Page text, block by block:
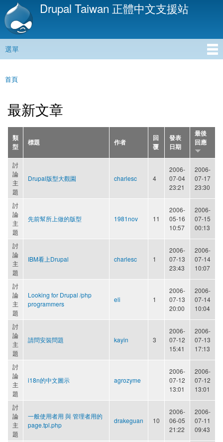
移
內
Drupal Taiwan 正體中文支援站
主選單
選單
您在這裡
首頁
最新文章
類
型
標題 作者
回
覆
發表
日期
最後
回應
討
論
主
題
Drupal版型大觀園 charlesc 4
2006-
07-04
23:21
2006-
07-17
23:30
討
論
主
題
先前幫所上做的版型 1981nov 11
2006-
05-16
10:57
2006-
07-15
00:13
討
論
主
題
IBM看上Drupal charlesc 1
2006-
07-13
23:43
2006-
07-14
10:07
討
論
主
題
Looking for Drupal /php
programmers
eli 1
2006-
07-13
20:00
2006-
07-14
10:04
討
論
主
題
請問安裝問題 kayin 3
2006-
07-12
15:41
2006-
07-13
17:13
討
論
主
題
i18n的中文圖示 agrozyme
2006-
07-12
13:01
2006-
07-12
13:01
討
論
主
題
一般使用者用 與 管理者用的
page.tpl.php
drakeguan 10
2006-
06-05
21:22
2006-
07-11
09:43